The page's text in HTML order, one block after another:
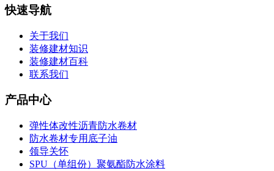
快速导航
关于我们
装修建材知识
装修建材百科
联系我们
产品中心
弹性体改性沥青防水卷材
防水卷材专用底子油
领导关怀
SPU（单组份）聚氨酯防水涂料